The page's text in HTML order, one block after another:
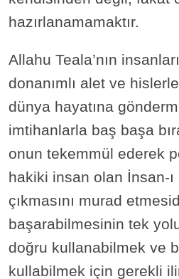
hazırlanamamaktır.
Allahu Teala’nın
donanımlı alet ve
dünya hayatına
imtihanlarla baş başa
onun tekemmül ederek
hakiki insan olan İnsan-
çıkmasını murad
başarabilmesinin tek
doğru kullanabilmek ve
kullabilmek için gerekli